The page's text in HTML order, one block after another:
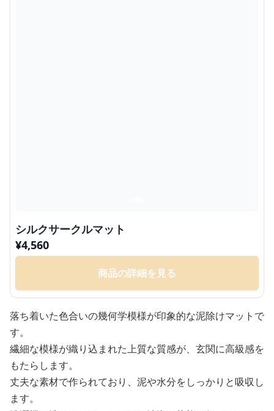
シルクサークルマット
¥4,560
商品の詳細を見る
落ち着いた色合いの幾何学模様が印象的な泥除けマットで
す。
繊細な模様が織り込まれた上質な質感が、玄関に高級感を
もたらします。
丈夫な素材で作られており、泥や水分をしっかりと吸収し
ます。